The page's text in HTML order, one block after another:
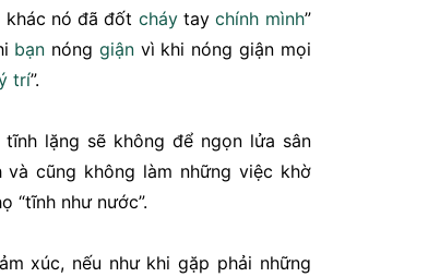
khác nó đã đốt cháytaychính mình”
bạn nóng giậnvì khi nóng giận mọi
trí”.
lặng sẽ không để ngọn lửa sân
và cũng không làm những việc khờ
“tĩnh như nước”.
xúc, nếu như khi gặp phải những